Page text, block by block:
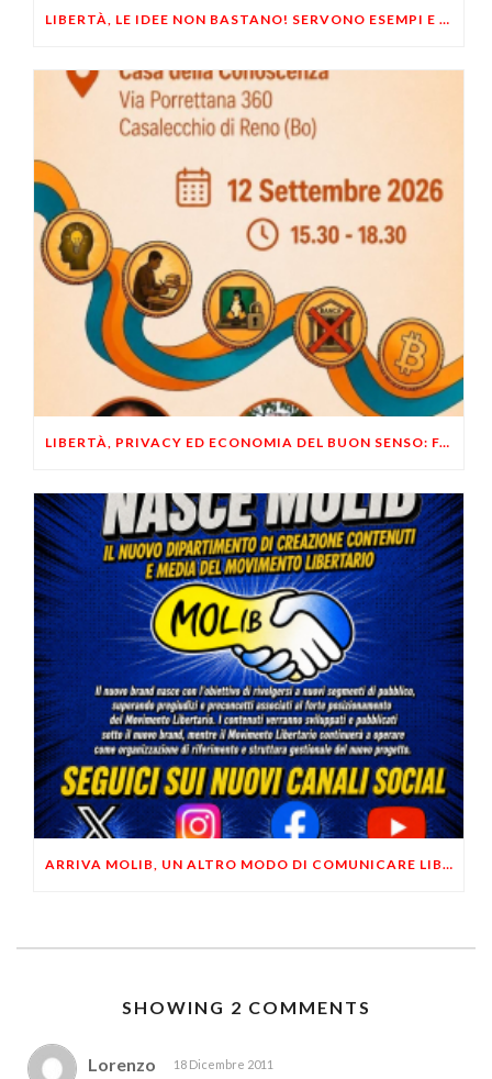
LIBERTÀ, LE IDEE NON BASTANO! SERVONO ESEMPI E UN PO’ DI COERENZA
LIBERTÀ, PRIVACY ED ECONOMIA DEL BUON SENSO: FACCO E MUSUMECI A CASALECCHIO DI RENO (BO)
ARRIVA MOLIB, UN ALTRO MODO DI COMUNICARE LIBERTARIO
SHOWING 2 COMMENTS
Lorenzo 18 Dicembre 2011